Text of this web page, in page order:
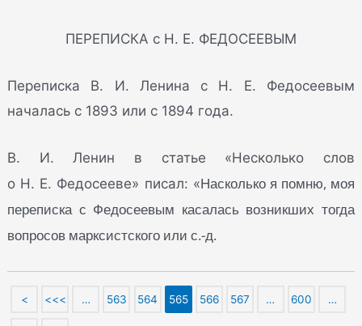
ПЕРЕПИСКА с Н. Е. ФЕДОСЕЕВЫМ
Переписка В. И. Ленина с Н. Е. Федосеевым
началась с 1893 или с 1894 года.
B. И. Ленин в статье «Несколько слов
о Н. Е. Федосееве» писал: «Насколько я помню, моя
переписка с Федосеевым касалась возникших тогда
вопросов марксистского или с.-д.
< <<< … 563 564 565 566 567 … 600 …